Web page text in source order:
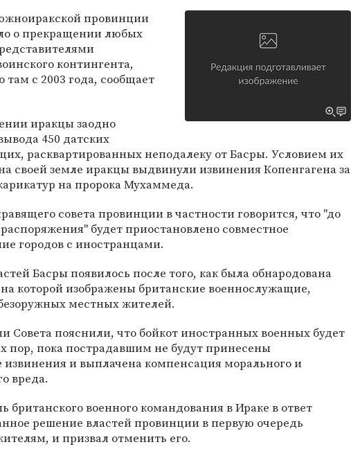
провинции
о прекращении любых
контингента,
там с 2003 года, сообщает
иракцы заодно
450 датских
расквартированных неподалеку от Басры. Условием их
своей земле иракцы выдвинули извинения Копенгагена за
на пророка Мухаммеда.
совета провинции в частности говорится, что "до
будет приостановлено совместное
городов с иностранцами.
Басры появилось после того, как была обнародована
которой изображены британские военнослужащие,
местных жителей.
Совета пояснили, что бойкот иностранных военных будет
пор, пока пострадавшим не будут принесены
и выплачена компенсация морального и
вреда.
британского военного командования в Ираке в ответ
решение властей провинции в первую очередь
и призвал отменить его.